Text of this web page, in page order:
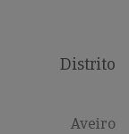
Distrito
Aveiro